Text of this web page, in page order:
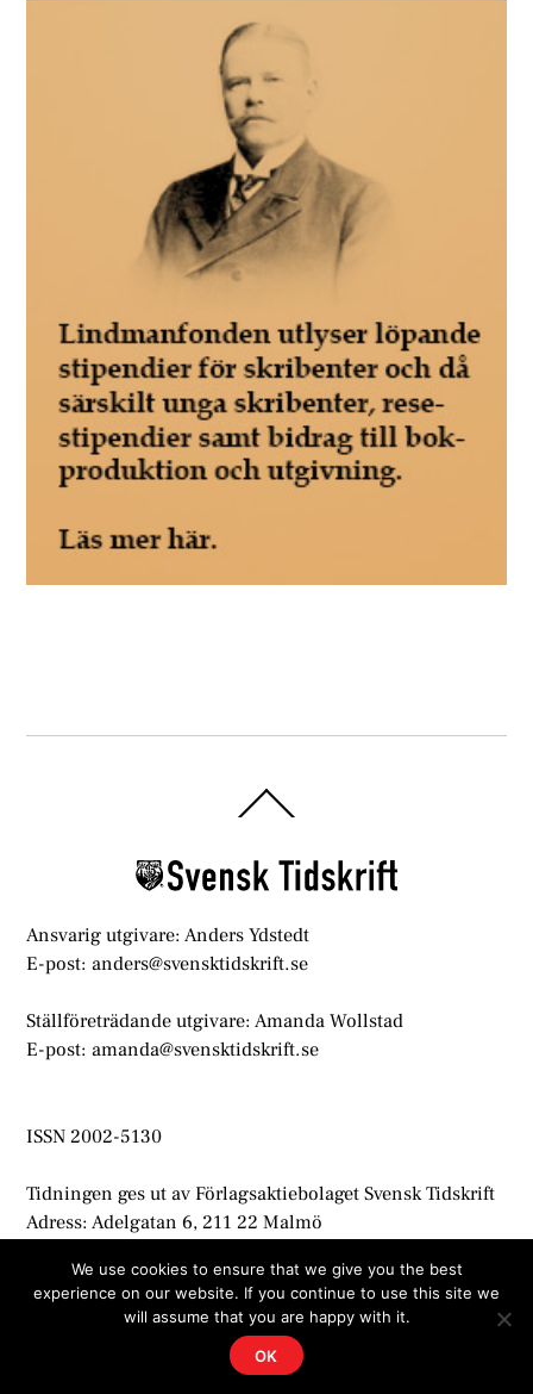
To
Ansvarig utgivare: Anders Ydstedt
E-post: anders@svensktidskrift.se
Ställföreträdande utgivare: Amanda Wollstad
E-post: amanda@svensktidskrift.se
ISSN 2002-5130
Tidningen ges ut av Förlagsaktiebolaget Svensk Tidskrift
Adress: Adelgatan 6, 211 22 Malmö
© Svensk Tidskrift 2021
We use cookies to ensure that we give you the best
experience on our website. If you continue to use this site we
will assume that you are happy with it.
OK